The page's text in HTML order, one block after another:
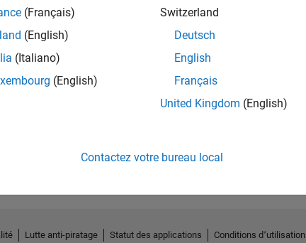
No Endorsements received
(Français)
(English)
(Italiano)
(English)
Switzerland
Deutsch
English
Français
United Kingdom (English)
Contactez votre bureau local
Lutte anti-piratage Statut des applications
Conditions d՚utilisation